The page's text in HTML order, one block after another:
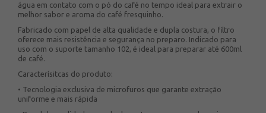
água em contato com o pó do café no tempo ideal para extrair o
melhor sabor e aroma do café fresquinho.
Fabricado com papel de alta qualidade e dupla costura, o filtro
oferece mais resistência e segurança no preparo. Indicado para
uso com o suporte tamanho 102, é ideal para preparar até 600ml
de café.
Caracterísitcas do produto:
• Tecnologia exclusiva de microfuros que garante extração
uniforme e mais rápida